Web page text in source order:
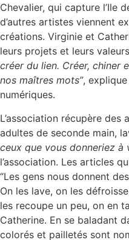
Chevalier, qui capture l’Ile
d’autres artistes viennent
créations. Virginie et
leurs projets et leurs
créer du lien. Créer, chiner
nos maîtres mots”,
numériques.
L’association récupère des
adultes de seconde main,
ceux que vous donneriez à
l’association. Les articles
“Les gens nous donnent
On les lave, on les
les recoupe un peu, on en
Catherine. En se baladant
colorés et pailletés sont